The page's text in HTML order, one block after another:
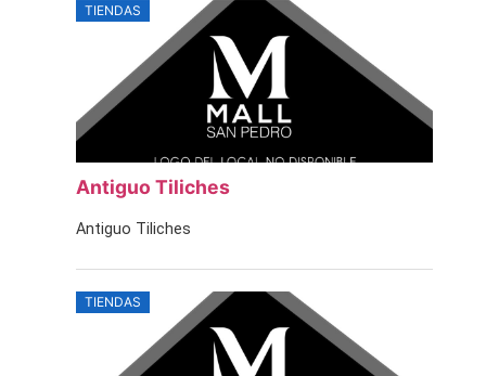
TIENDAS
Antiguo Tiliches
Antiguo Tiliches
TIENDAS